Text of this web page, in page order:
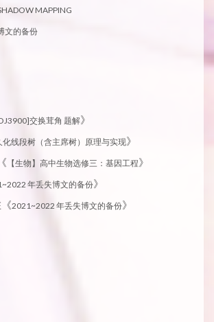
MAPPING
文的备份
交换茸角 题解》
化线段树（含主席树）原理与实现》
【生物】高中生物选修三：基因工程》
年丢失博文的备份》
2021~2022 年丢失博文的备份》